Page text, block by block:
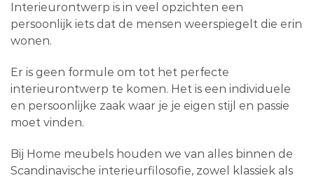
Interieurontwerp is in veel opzichten een
persoonlijk iets dat de mensen weerspiegelt die erin
wonen.
Er is geen formule om tot het perfecte
interieurontwerp te komen. Het is een individuele
en persoonlijke zaak waar je je eigen stijl en passie
moet vinden.
Bij Home meubels houden we van alles binnen de
Scandinavische interieurfilosofie, zowel klassiek als